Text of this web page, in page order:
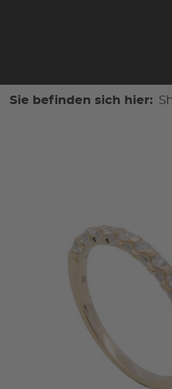
Sie befinden sich hier: